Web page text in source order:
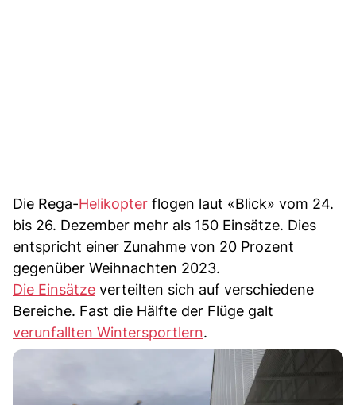
Die Rega-Helikopter flogen laut «Blick» vom 24.
bis 26. Dezember mehr als 150 Einsätze. Dies
entspricht einer Zunahme von 20 Prozent
gegenüber Weihnachten 2023.
Die Einsätze verteilten sich auf verschiedene
Bereiche. Fast die Hälfte der Flüge galt
verunfallten Wintersportlern.